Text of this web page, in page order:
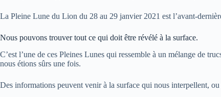
La Pleine Lune du Lion du 28 au 29 janvier 2021 est l’avant-
Nous pouvons trouver tout ce qui doit être révélé à la surface.
C’est l’une de ces Pleines Lunes qui ressemble à un mélange de
nous étions sûrs une fois.
Des informations peuvent venir à la surface qui nous interpellent,